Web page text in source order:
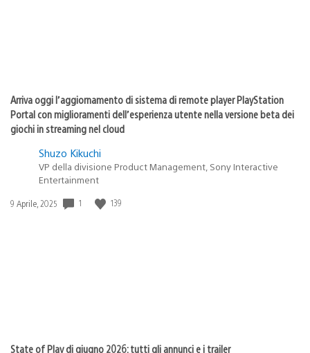
Arriva oggi l’aggiornamento di sistema di remote player PlayStation
Portal con miglioramenti dell’esperienza utente nella versione beta dei
giochi in streaming nel cloud
Shuzo Kikuchi
VP della divisione Product Management, Sony Interactive
Entertainment
Data
9 Aprile, 2025 1 139
State of Play di giugno 2026: tutti gli annunci e i trailer